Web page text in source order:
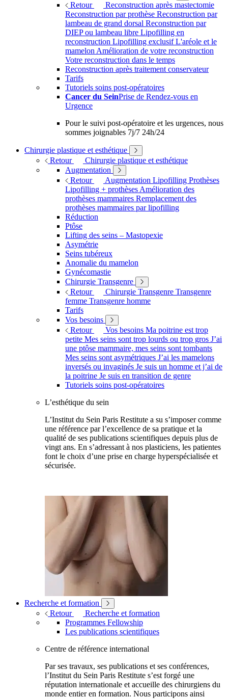
Retour
Reconstruction après mastectomie
Reconstruction par prothèse Reconstruction par
lambeau de grand dorsal Reconstruction par
DIEP ou lambeau libre Lipofilling en
reconstruction Lipofilling exclusifL'aréole et le
mamelon Amélioration de votre reconstruction
Votre reconstruction dans le temps
Reconstruction après traitement conservateur
Tarifs
Tutoriels soins post-opératoires
Cancer du SeinPrise de Rendez-vous en
Urgence
Pour le suivi post-opératoire et les urgences, nous
sommes joignables 7j/7 24h/24
Chirurgie plastique et esthétique
Retour
Chirurgie plastique et esthétique
Augmentation
Retour
Augmentation Lipofilling Prothèses
Lipofilling + prothèses Amélioration des
prothèses mammaires Remplacement des
prothèses mammaires par lipofilling
Réduction
Ptôse
Lifting des seins – Mastopexie
Asymétrie
Seins tubéreux
Anomalie du mamelon
Gynécomastie
Chirurgie Transgenre
Retour
Chirurgie Transgenre Transgenre
femme Transgenre homme
Tarifs
Vos besoins
Retour
Vos besoins Ma poitrine est trop
petite Mes seins sont trop lourds ou trop gros J’ai
une ptôse mammaire, mes seins sont tombants
Mes seins sont asymétriques J’ai les mamelons
inversés ou invaginés Je suis un homme et j’ai de
la poitrine Je suis en transition de genre
Tutoriels soins post-opératoires
L’esthétique du sein
L’Institut du Sein Paris Restitute a su s’imposer comme
une référence par l’excellence de sa pratique et la
qualité de ses publications scientifiques depuis plus de
vingt ans. En s’adressant à nos plasticiens, les patientes
font le choix d’une prise en charge hyperspécialisée et
sécurisée.
Recherche et formation
Retour
Recherche et formation
Programmes Fellowship
Les publications scientifiques
Centre de référence international
Par ses travaux, ses publications et ses conférences,
l’Institut du Sein Paris Restitute s’est forgé une
réputation internationale et accueille des chirurgiens du
monde entier en formation. Nous participons ainsi